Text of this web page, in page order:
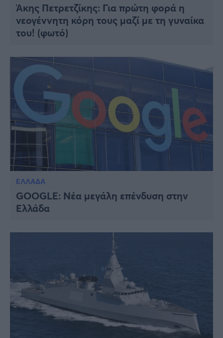
Άκης Πετρετζίκης: Για πρώτη φορά η
νεογέννητη κόρη τους μαζί με τη γυναίκα
του! (φωτό)
ΕΛΛΑΔΑ
GOOGLE: Νέα μεγάλη επένδυση στην
Ελλάδα